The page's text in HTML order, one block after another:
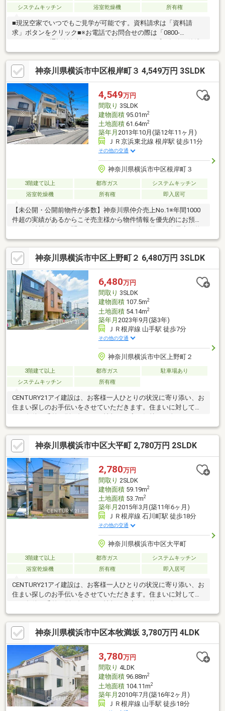
システムキッチン
浴室乾燥機 所有権
■現況空家でいつでもご見学が可能です。資料請求は「資料請
求」ボタンをクリック■※お電話でお問合せの際は「0800-
美邸！そのまま住める、エアコン２台付きです■天気の悪い日も
安心の室内物干し設置済み■本牧の平坦エリア。周辺にはスーパ
ー等が揃う暮らしやすい立地■室内リフォーム済みで即日入居も
可能です■P１台分のビルトインガレージ付きです■浴室乾燥暖房
機・食洗機・温水洗浄便座などの設備も充実本牧エリアの築浅リ
フォーム済みがこの価格。そのまま住めるエアコン２台完備の空
家です。
神奈川県横浜市中区根岸町３ 4,549万円 3SLDK
4,549万円
間取り 3SLDK
建物面積95.01m2
土地面積61.64m2
築年月 2013年10月(築12年11ヶ月)
ＪＲ京浜東北線 根岸駅 徒歩11分
その他の交通
神奈川県横浜市中区根岸町３
3階建て以上 都市ガス
システムキッチン
浴室乾燥機
所有権 即入居可
【未公開・公開前物件が多数】神奈川県仲介売上No.1※年間1000
件超の実績があるからこそ売主様から物件情報を優先的にお預か
件もいち早くご紹介します。【サザビーズブランド】世界80以上
の国と地域で展開する高級不動産ブランド「サザビーズ インター
ナショナル リアルティ」の一員として確かな信頼でお住まい探し
をサポート。【List365・充実のアフターサービス】お引渡し後
も、24時間365日の駆けつけや優待販売、延長保証など私たちの
サービスは一生涯続きます。※日経MJ（2025年10月）第43回サー
ビス業総合調査
神奈川県横浜市中区上野町２ 6,480万円 3SLDK
6,480万円
間取り 3SLDK
建物面積107.5m2
土地面積54.14m2
築年月 2023年9月(築3年)
ＪＲ根岸線 山手駅 徒歩7分
その他の交通
神奈川県横浜市中区上野町２
3階建て以上 都市ガス
駐車場あり
システムキッチン
所有権
CENTURY21アイ建設は、お客様一人ひとりの状況に寄り添い、お
住まい探しのお手伝いをさせていただきます。住まいに対して求
れ。だからこそマニュアルではなく、お客様にあわせたオーダー
メイドのサポートを。物件探しからその先の新生活も、良き伴走
者として並走させていただきます。多少難しそうなご条件でも、
まずはご相談ください。グループ創業38年の経験とノウハウ・情
報量で、きっとお客様のご期待にお応えします。いちばん話しや
すいいちばん分かりやすいいちばんワクワクする不動産ネットワ
ークへCENTURY21アイ建設
神奈川県横浜市中区大平町 2,780万円 2SLDK
2,780万円
間取り 2SLDK
建物面積59.19m2
土地面積53.7m2
築年月 2015年3月(築11年6ヶ月)
ＪＲ根岸線 石川町駅 徒歩18分
その他の交通
神奈川県横浜市中区大平町
3階建て以上 都市ガス
システムキッチン
浴室乾燥機
所有権 即入居可
CENTURY21アイ建設は、お客様一人ひとりの状況に寄り添い、お
住まい探しのお手伝いをさせていただきます。住まいに対して求
れ。だからこそマニュアルではなく、お客様にあわせたオーダー
メイドのサポートを。物件探しからその先の新生活も、良き伴走
者として並走させていただきます。多少難しそうなご条件でも、
まずはご相談ください。グループ創業38年の経験とノウハウ・情
報量で、きっとお客様のご期待にお応えします。いちばん話しや
すいいちばん分かりやすいいちばんワクワクする不動産ネットワ
ークへCENTURY21アイ建設
神奈川県横浜市中区本牧満坂 3,780万円 4LDK
3,780万円
間取り 4LDK
建物面積96.88m2
土地面積104.11m2
築年月 2010年7月(築16年2ヶ月)
ＪＲ根岸線 山手駅 徒歩18分